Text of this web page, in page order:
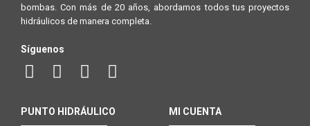
bombas. Con más de 20 años, abordamos todos tus proyectos
hidráulicos de manera completa.
Síguenos
PUNTO HIDRÁULICO MI CUENTA